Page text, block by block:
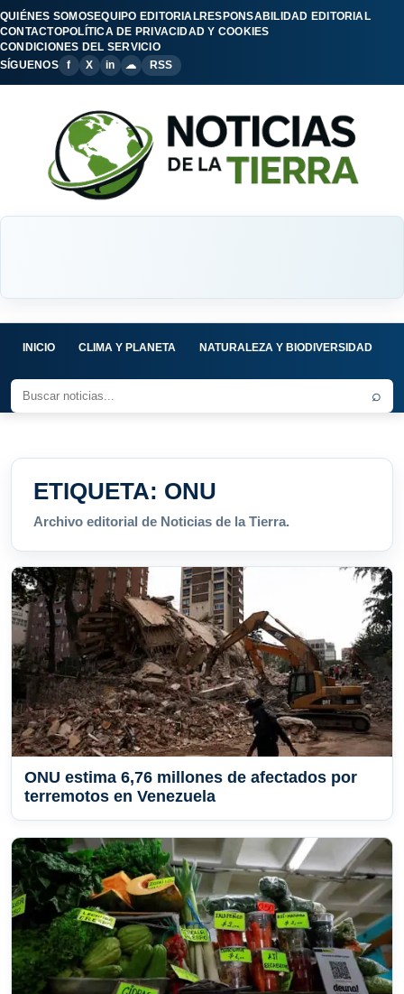
QUIÉNES SOMOSEQUIPO EDITORIALRESPONSABILIDAD EDITORIAL
CONTACTOPOLÍTICA DE PRIVACIDAD Y COOKIES
CONDICIONES DEL SERVICIO
SÍGUENOS
f X in ☁ RSS
INICIO CLIMA Y PLANETA NATURALEZA Y BIODIVERSIDAD
⌕
ETIQUETA: ONU
Archivo editorial de Noticias de la Tierra.
ONU estima 6,76 millones de afectados por
terremotos en Venezuela